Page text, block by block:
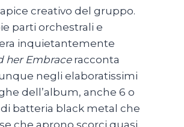
creativo del gruppo.
parti orchestrali e
inquietantemente
her Embraceracconta
negli elaboratissimi
dell’album, anche 6 o
batteria black metal che
che aprono scorci quasi